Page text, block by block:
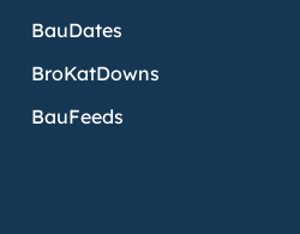
BauDates
BroKatDowns
BauFeeds